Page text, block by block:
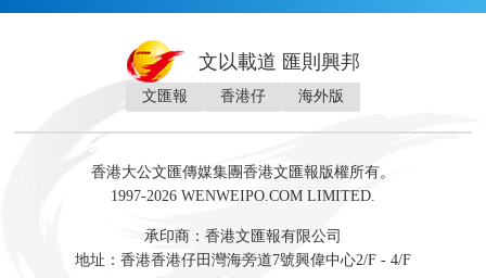
灣區人
財經 地產 投資 財評 數字經濟
訪談 直播 經湋論
文以載道 匯則興邦
文匯報 香港仔 海外版
香港大公文匯傳媒集團香港文匯報版權所有。
1997-2026 WENWEIPO.COM LIMITED.
承印商：香港文匯報有限公司
地址：香港香港仔田灣海旁道7號興偉中心2/F - 4/F